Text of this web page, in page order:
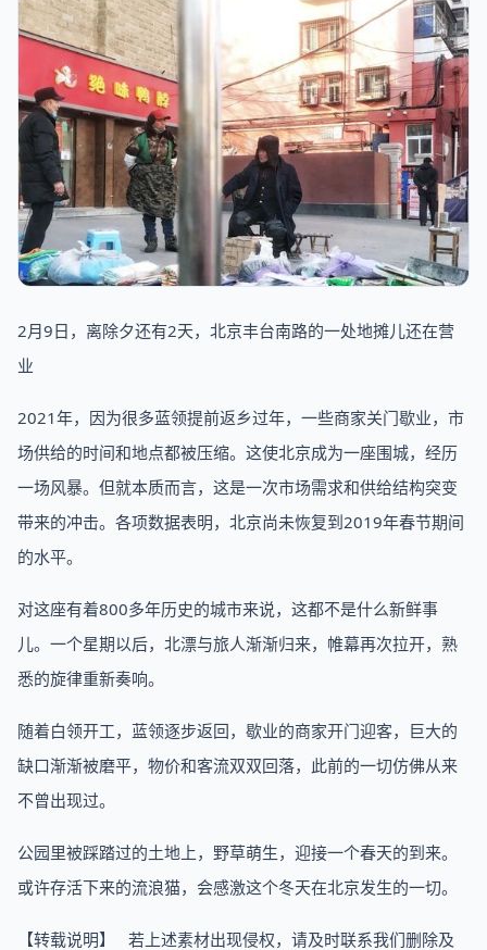
2月9日，离除夕还有2天，北京丰台南路的一处地摊儿还在营
业
2021年，因为很多蓝领提前返乡过年，一些商家关门歇业，市
场供给的时间和地点都被压缩。这使北京成为一座围城，经历
一场风暴。但就本质而言，这是一次市场需求和供给结构突变
带来的冲击。各项数据表明，北京尚未恢复到2019年春节期间
的水平。
对这座有着800多年历史的城市来说，这都不是什么新鲜事
儿。一个星期以后，北漂与旅人渐渐归来，帷幕再次拉开，熟
悉的旋律重新奏响。
随着白领开工，蓝领逐步返回，歇业的商家开门迎客，巨大的
缺口渐渐被磨平，物价和客流双双回落，此前的一切仿佛从来
不曾出现过。
公园里被踩踏过的土地上，野草萌生，迎接一个春天的到来。
或许存活下来的流浪猫，会感激这个冬天在北京发生的一切。
【转载说明】 若上述素材出现侵权，请及时联系我们删除及